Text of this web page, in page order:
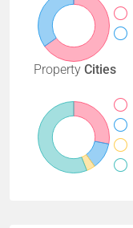
Property Cities